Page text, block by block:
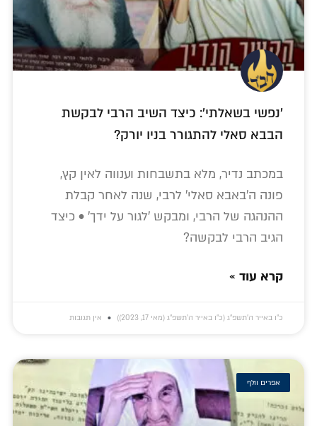
'נפשי בשאלתי': כיצד השיב הרבי לבקשת
הבבא סאלי להתגורר בניו יורק?
במכתב נדיר, מלא בתשבחות וענווה לאין קץ,
פונה ה'באבא סאלי' לרבי, שנה לאחר קבלת
ההנהגה של הרבי, ומבקש 'לגור על ידך' • כיצד
הגיב הרבי לבקשה?
קרא עוד »
כ״ו באייר ה׳תשפ״ג (כ״ו באייר ה׳תשפ״ג (מאי 17, 2023)) אין תגובות
אפרים וולף